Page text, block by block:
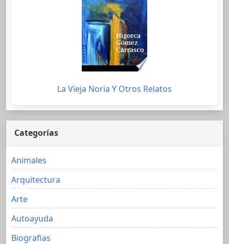
La Vieja Noria Y Otros Relatos
Categorías
Animales
Arquitectura
Arte
Autoayuda
Biografias